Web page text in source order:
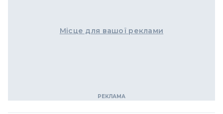
Місце для вашої реклами